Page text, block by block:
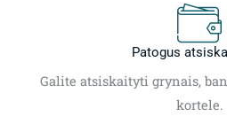
Patogus
Galite atsiskaityti grynais,
kortele.